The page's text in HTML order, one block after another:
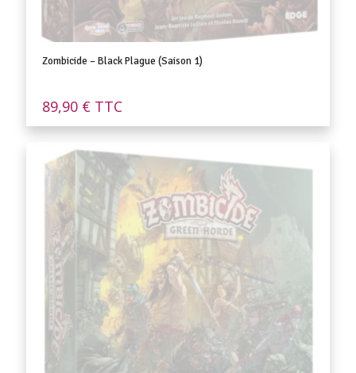
Zombicide – Black Plague (Saison 1)
89,90 € TTC